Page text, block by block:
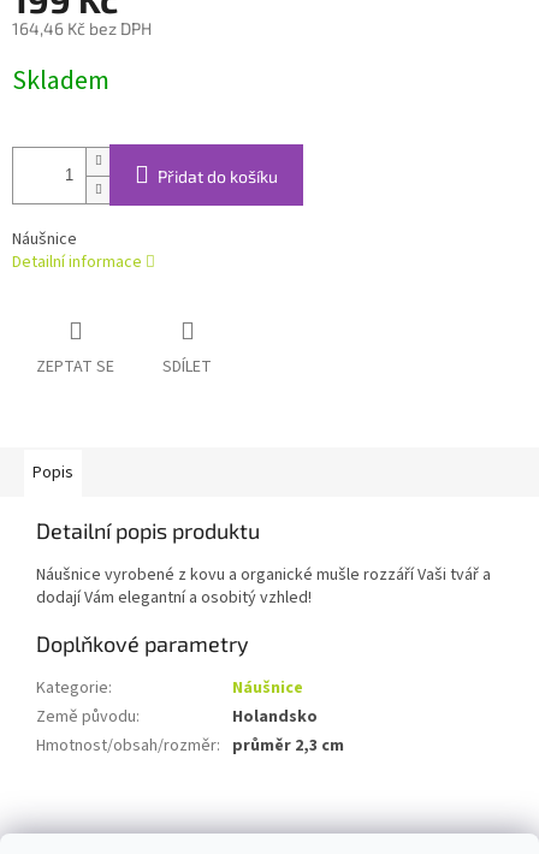
164,46 Kč bez DPH
cena:
Skladem
Přidat do košíku
Náušnice
Detailní informace
ZEPTAT SE SDÍLET
Popis
Detailní popis produktu
Náušnice vyrobené z kovu a organické mušle rozzáří Vaši tvář a
dodají Vám elegantní a osobitý vzhled!
Doplňkové parametry
Kategorie:
Náušnice
Země původu:
Holandsko
Hmotnost/obsah/rozměr: průměr 2,3 cm
á